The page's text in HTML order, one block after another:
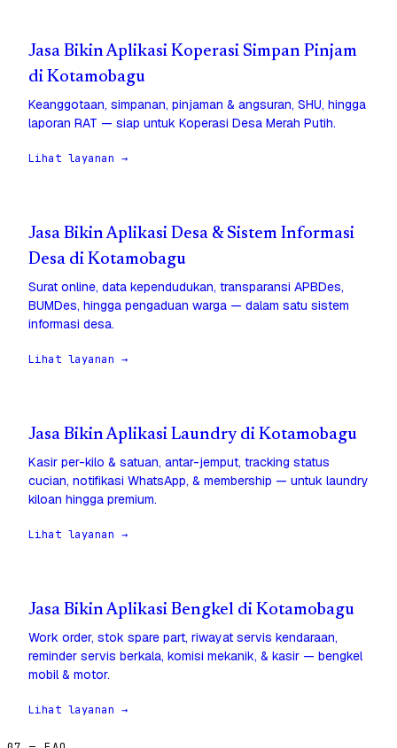
Jasa Bikin Aplikasi Koperasi Simpan Pinjam
di Kotamobagu
Keanggotaan, simpanan, pinjaman & angsuran, SHU, hingga
laporan RAT — siap untuk Koperasi Desa Merah Putih.
Lihat layanan →
Jasa Bikin Aplikasi Desa & Sistem Informasi
Desa di Kotamobagu
Surat online, data kependudukan, transparansi APBDes,
BUMDes, hingga pengaduan warga — dalam satu sistem
informasi desa.
Lihat layanan →
Jasa Bikin Aplikasi Laundry di Kotamobagu
Kasir per-kilo & satuan, antar-jemput, tracking status
cucian, notifikasi WhatsApp, & membership — untuk laundry
kiloan hingga premium.
Lihat layanan →
Jasa Bikin Aplikasi Bengkel di Kotamobagu
Work order, stok spare part, riwayat servis kendaraan,
reminder servis berkala, komisi mekanik, & kasir — bengkel
mobil & motor.
Lihat layanan →